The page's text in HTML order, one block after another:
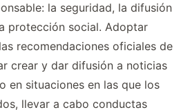
la seguridad, la difusión
protección social. Adoptar
recomendaciones oficiales de
crear y dar difusión a noticias
en situaciones en las que los
llevar a cabo conductas